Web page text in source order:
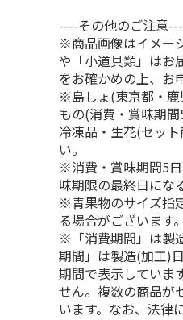
----その他のご注意
※商品画像はイメー
や「小道具類」はお
をお確かめの上、お
※島しょ(東京都・鹿
もの(消費・賞味期
冷凍品・生花(セッ
い。
※消費・賞味期間5
味期限の最終日にな
※青果物のサイズ指
る場合がございます。
※「消費期間」は製
期間」は製造(加工)
期間で表示していま
せん。複数の商品が
います。なお、法律